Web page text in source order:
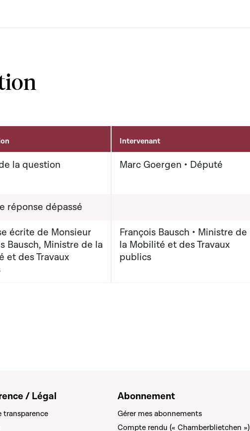
Intervenant
la question Marc Goergen • Député
réponse dépassé
écrite de Monsieur
Bausch, Ministre de la
et des Travaux
François Bausch • Ministre de
la Mobilité et des Travaux
publics
/ Légal
transparence
Abonnement
Gérer mes abonnements
Compte rendu (« Chamberblietchen »)